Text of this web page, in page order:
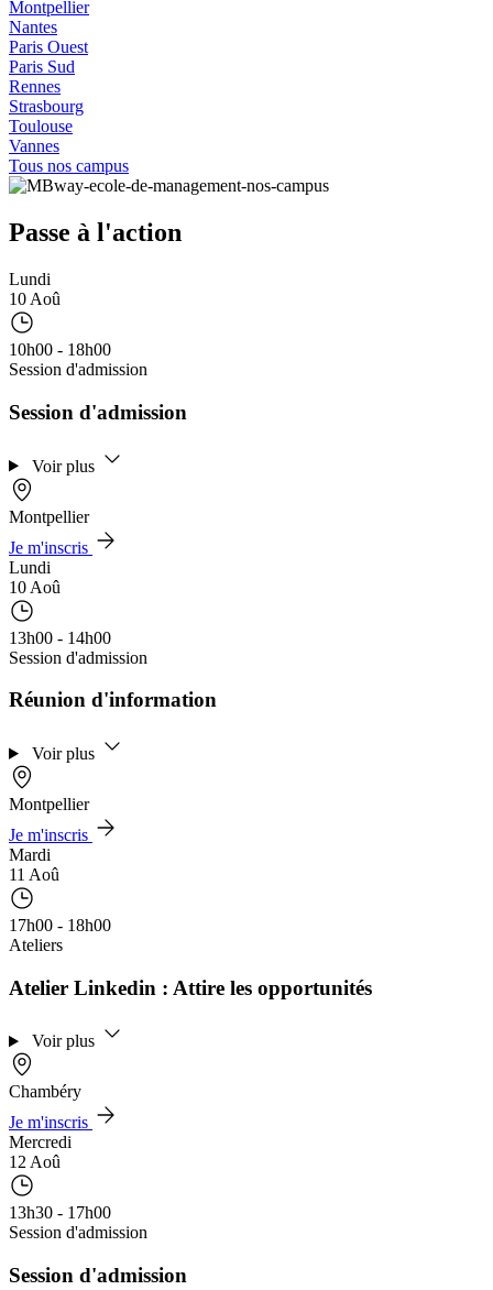
Montpellier
Nantes
Paris Ouest
Paris Sud
Rennes
Strasbourg
Toulouse
Vannes
Tous nos campus
Passe à l'action
Lundi
10 Aoû
10h00 - 18h00
Session d'admission
Session d'admission
Voir plus
Montpellier
Je m'inscris
Lundi
10 Aoû
13h00 - 14h00
Session d'admission
Réunion d'information
Voir plus
Montpellier
Je m'inscris
Mardi
11 Aoû
17h00 - 18h00
Ateliers
Atelier Linkedin : Attire les opportunités
Voir plus
Chambéry
Je m'inscris
Mercredi
12 Aoû
13h30 - 17h00
Session d'admission
Session d'admission